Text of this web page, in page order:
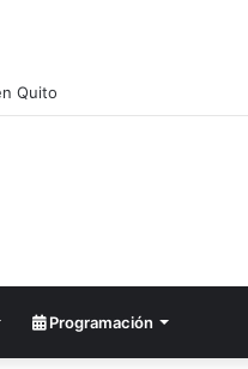
Lula da Silva
Programación